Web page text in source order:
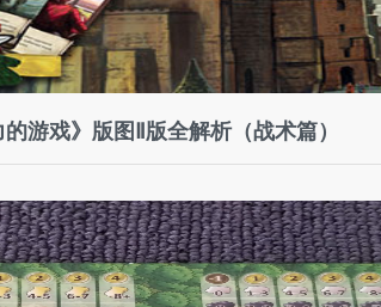
游戏》版图Ⅱ版全解析（战术篇）